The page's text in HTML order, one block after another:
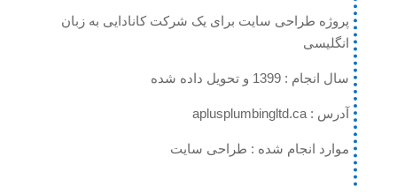
پروژه طراحی سایت برای یک شرکت کانادایی به زبان
انگلیسی
سال انجام : 1399 و تحویل داده شده
آدرس : aplusplumbingltd.ca
موارد انجام شده : طراحی سایت